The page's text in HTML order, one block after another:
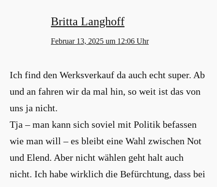
Britta Langhoff
Februar 13, 2025 um 12:06 Uhr
Ich find den Werksverkauf da auch echt super. Ab
und an fahren wir da mal hin, so weit ist das von
uns ja nicht.
Tja – man kann sich soviel mit Politik befassen
wie man will – es bleibt eine Wahl zwischen Not
und Elend. Aber nicht wählen geht halt auch
nicht. Ich habe wirklich die Befürchtung, dass bei